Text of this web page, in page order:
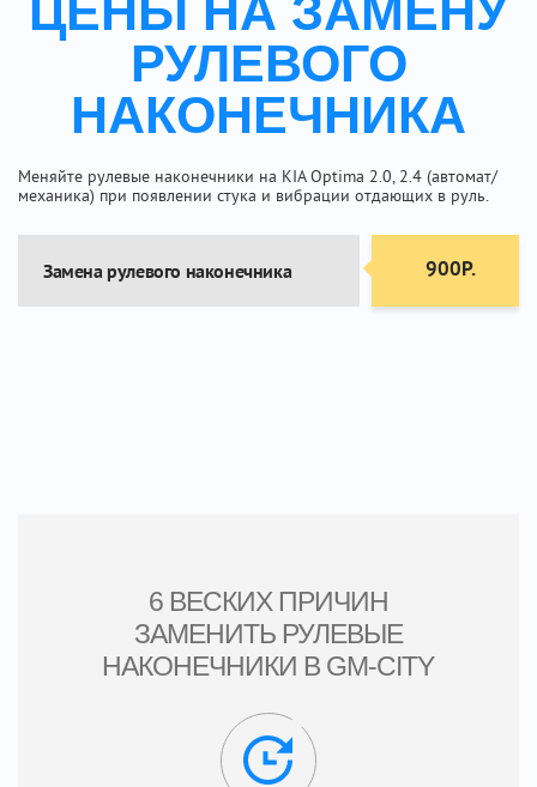
ЦЕНЫ НА ЗАМЕНУ
РУЛЕВОГО
НАКОНЕЧНИКА
Меняйте рулевые наконечники на KIA Optima 2.0, 2.4 (автомат/
механика) при появлении стука и вибрации отдающих в руль.
Замена рулевого наконечника 900Р.
6 ВЕСКИХ ПРИЧИН
ЗАМЕНИТЬ РУЛЕВЫЕ
НАКОНЕЧНИКИ В GM-CITY